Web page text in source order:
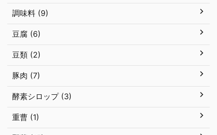
調味料 (9)
豆腐 (6)
豆類 (2)
豚肉 (7)
酵素シロップ (3)
重曹 (1)